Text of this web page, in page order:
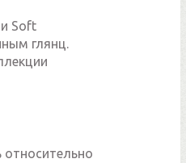
Soft
глянц.
относительно